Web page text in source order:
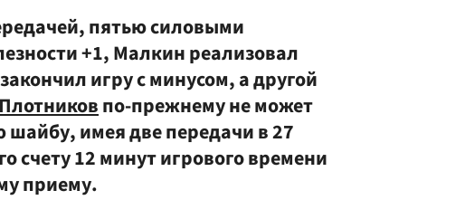
пятью силовыми
+1, Малкин реализовал
игру с минусом, а другой
по-прежнему не может
имея две передачи в 27
счету 12 минут игрового времени
приему.